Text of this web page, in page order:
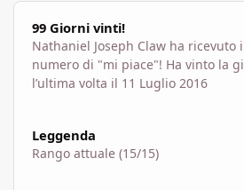
99 Giorni vinti!
99 Giorni vinti!
Nathaniel Joseph Claw ha ricevuto
numero di "mi piace"! Ha vinto la
l’ultima volta il 11 Luglio 2016
Leggenda
Rango attuale (15/15)